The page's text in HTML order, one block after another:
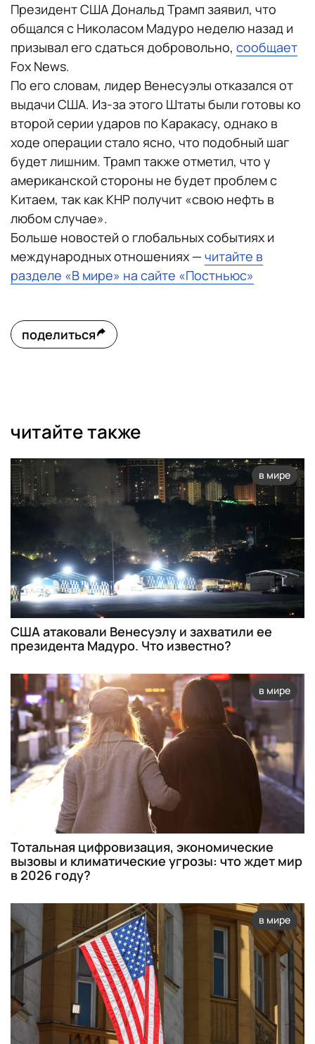
Президент США Дональд Трамп заявил, что
общался с Николасом Мадуро неделю назад и
призывал его сдаться добровольно, сообщает
Fox News.
По его словам, лидер Венесуэлы отказался от
выдачи США. Из-за этого Штаты были готовы ко
второй серии ударов по Каракасу, однако в
ходе операции стало ясно, что подобный шаг
будет лишним. Трамп также отметил, что у
американской стороны не будет проблем с
Китаем, так как КНР получит «свою нефть в
любом случае».
Больше новостей о глобальных событиях и
международных отношениях — читайте в
разделе «В мире» на сайте «Постньюс»
поделиться
читайте также
в мире
США атаковали Венесуэлу и захватили ее
президента Мадуро. Что известно?
в мире
Тотальная цифровизация, экономические
вызовы и климатические угрозы: что ждет мир
в 2026 году?
в мире